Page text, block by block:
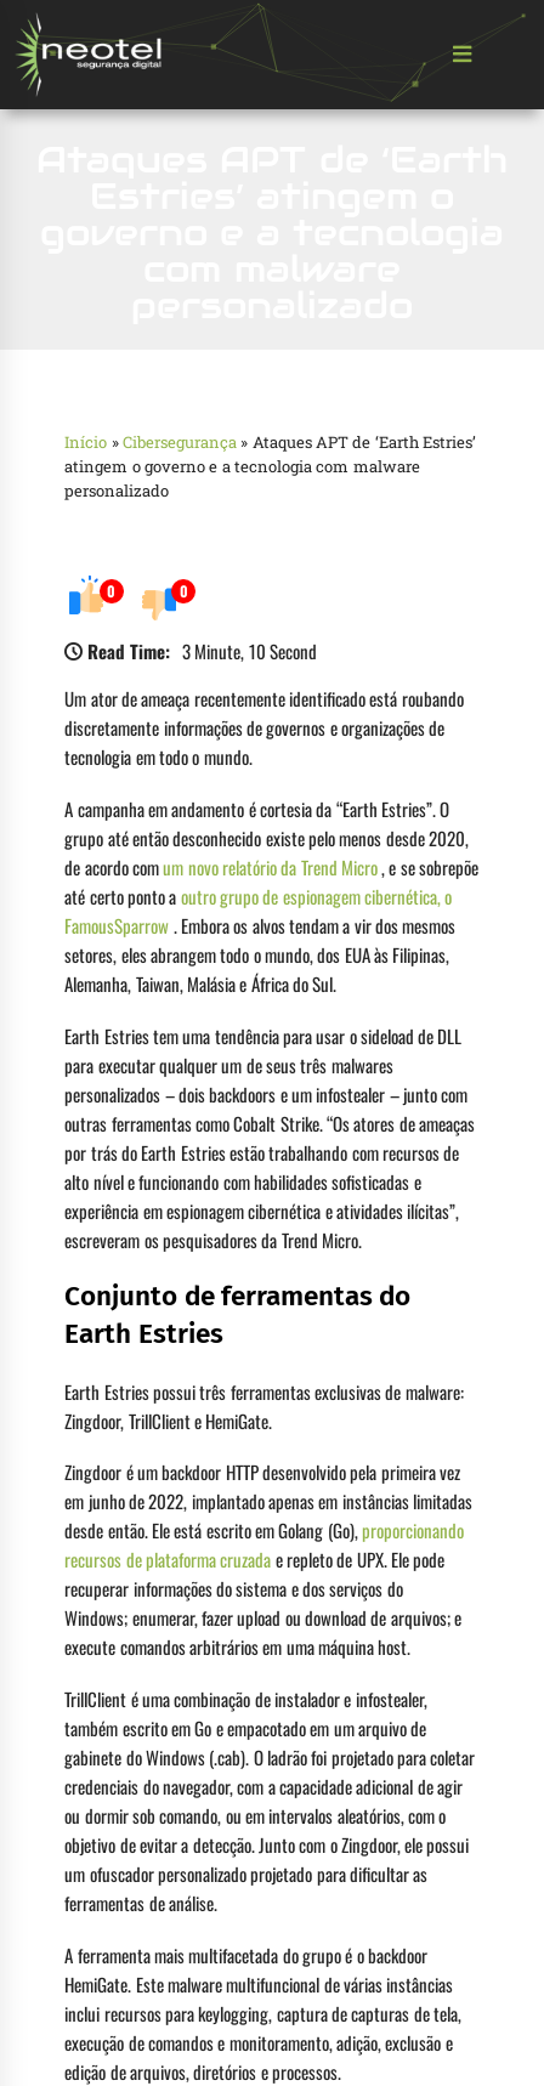
Início »Cibersegurança » Ataques APT de ‘Earth Estries’
atingem o governo e a tecnologia com malware
personalizado
0 0
Read Time: 3 Minute, 10 Second
Um ator de ameaça recentemente identificado está roubando
discretamente informações de governos e organizações de
tecnologia em todo o mundo.
A campanha em andamento é cortesia da “Earth Estries”. O
grupo até então desconhecido existe pelo menos desde 2020,
de acordo comum novo relatório da Trend Micro, e se sobrepõe
até certo ponto aoutro grupo de espionagem cibernética, o
FamousSparrow. Embora os alvos tendam a vir dos mesmos
setores, eles abrangem todo o mundo, dos EUA às Filipinas,
Alemanha, Taiwan, Malásia e África do Sul.
Earth Estries tem uma tendência para usar o sideload de DLL
para executar qualquer um de seus três malwares
personalizados – dois backdoors e um infostealer – junto com
outras ferramentas como Cobalt Strike. “Os atores de ameaças
por trás do Earth Estries estão trabalhando com recursos de
alto nível e funcionando com habilidades sofisticadas e
experiência em espionagem cibernética e atividades ilícitas”,
escreveram os pesquisadores da Trend Micro.
Conjunto de ferramentas do
Earth Estries
Earth Estries possui três ferramentas exclusivas de malware:
Zingdoor, TrillClient e HemiGate.
Zingdoor é um backdoor HTTP desenvolvido pela primeira vez
em junho de 2022, implantado apenas em instâncias limitadas
desde então. Ele está escrito em Golang (Go),proporcionando
recursos de plataforma cruzadae repleto de UPX. Ele pode
recuperar informações do sistema e dos serviços do
Windows; enumerar, fazer upload ou download de arquivos; e
execute comandos arbitrários em uma máquina host.
TrillClient é uma combinação de instalador e infostealer,
também escrito em Go e empacotado em um arquivo de
gabinete do Windows (.cab). O ladrão foi projetado para coletar
credenciais do navegador, com a capacidade adicional de agir
ou dormir sob comando, ou em intervalos aleatórios, com o
objetivo de evitar a detecção. Junto com o Zingdoor, ele possui
um ofuscador personalizado projetado para dificultar as
ferramentas de análise.
A ferramenta mais multifacetada do grupo é o backdoor
HemiGate. Este malware multifuncional de várias instâncias
inclui recursos para keylogging, captura de capturas de tela,
execução de comandos e monitoramento, adição, exclusão e
edição de arquivos, diretórios e processos.